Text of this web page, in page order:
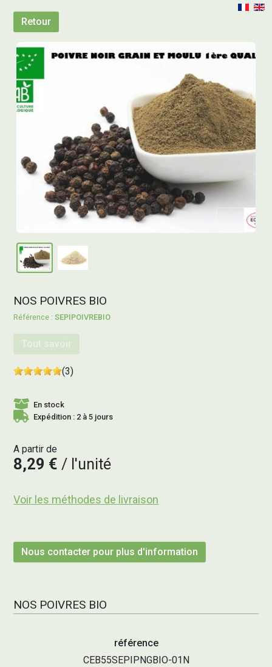
Retour
NOS POIVRES BIO
SEPIPOIVREBIO
Tout savoir
(3)
En stock
Expédition : 2 à 5 jours
A partir de
8,29 € l'unité
Voir les méthodes de livraison
Nous contacter pour plus d'information
NOS POIVRES BIO
référence
CEB55SEPIPNGBIO-01N